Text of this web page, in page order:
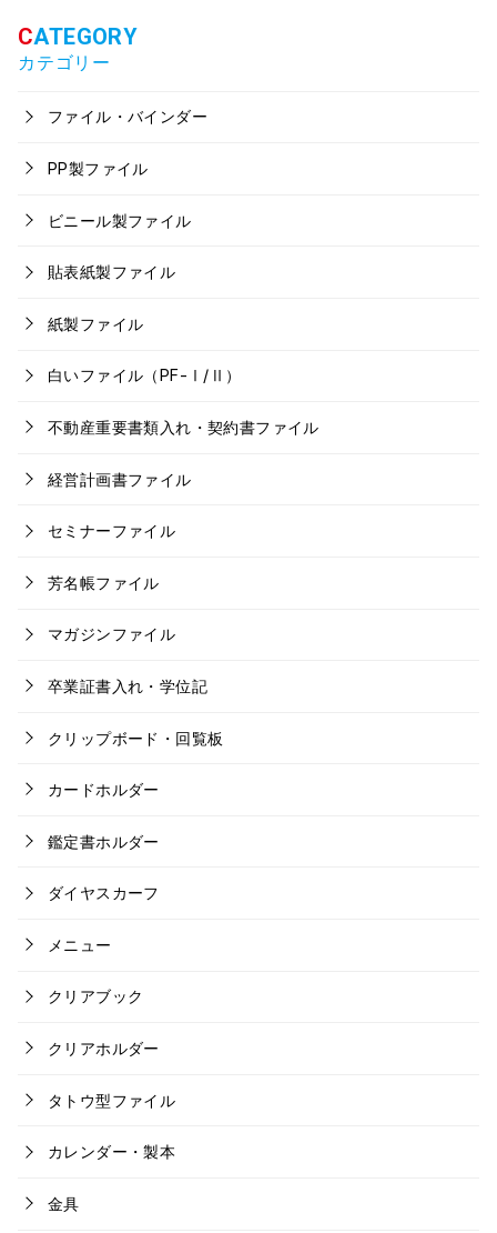
カテゴリー
ファイル・バインダー
PP製ファイル
ビニール製ファイル
貼表紙製ファイル
紙製ファイル
白いファイル（PF-Ⅰ/Ⅱ）
不動産重要書類入れ・契約書ファイル
経営計画書ファイル
セミナーファイル
芳名帳ファイル
マガジンファイル
卒業証書入れ・学位記
クリップボード・回覧板
カードホルダー
鑑定書ホルダー
ダイヤスカーフ
メニュー
クリアブック
クリアホルダー
タトウ型ファイル
カレンダー・製本
金具